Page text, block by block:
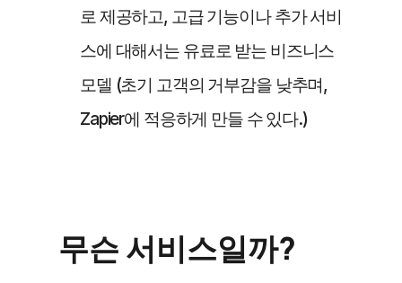
로 제공하고, 고급 기능이나 추가 서비
스에 대해서는 유료로 받는 비즈니스
모델 (초기 고객의 거부감을 낮추며,
Zapier에 적응하게 만들 수 있다.)
무슨 서비스일까?